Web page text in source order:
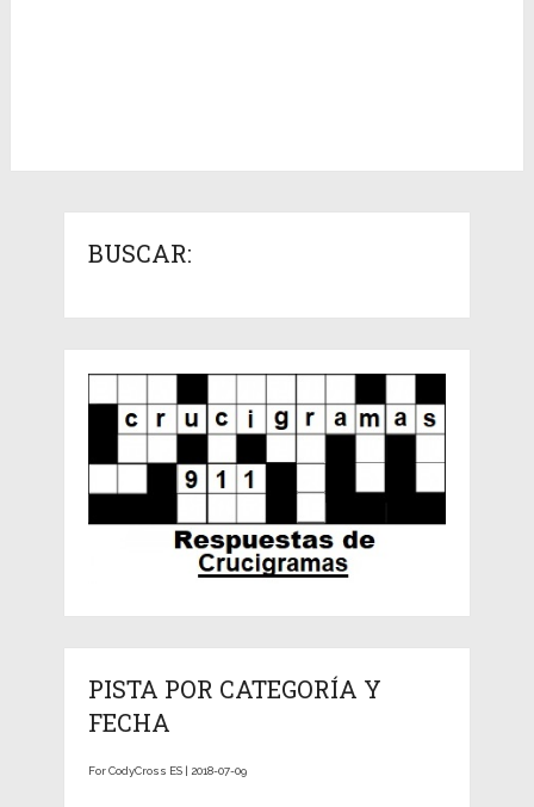
BUSCAR:
PISTA POR CATEGORÍA Y
FECHA
For CodyCross ES | 2018-07-09